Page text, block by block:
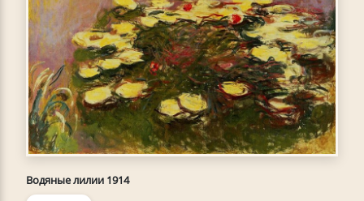
Водяные лилии 1914